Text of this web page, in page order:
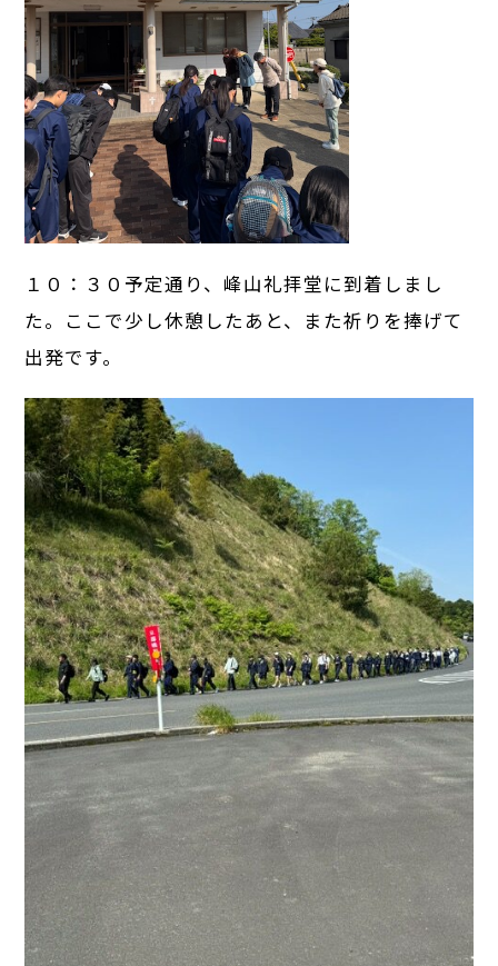
１０：３０予定通り、峰山礼拝堂に到着しまし
た。ここで少し休憩したあと、また祈りを捧げて
出発です。